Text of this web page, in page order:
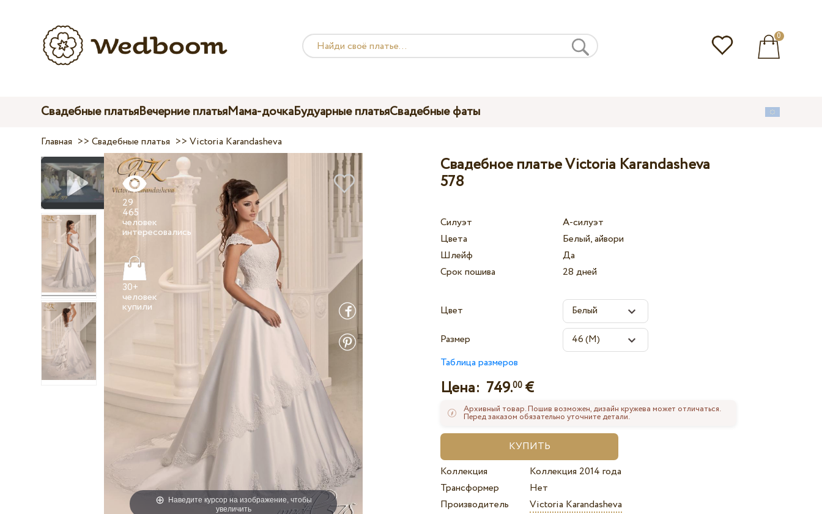
0
Свадебные платьяВечерние платьяМама-дочкаБудуарные платьяСвадебные фаты
Главная >>Свадебные платья >>Victoria Karandasheva
Наведите курсор на изображение, чтобы
увеличить
29
465
человек
30+
человек
Свадебное платье Victoria Karandasheva
578
Силуэт
А-силуэт
Цвета
Белый, айвори
Шлейф
Да
Срок пошива
28 дней
Цвет
Размер
Таблица размеров
Цена: 749.00 €
Архивный товар. Пошив возможен, дизайн кружева может отличаться.
Перед заказом обязательно уточните детали.
Коллекция
Коллекция 2014 года
Трансформер
Нет
Производитель
Victoria Karandasheva